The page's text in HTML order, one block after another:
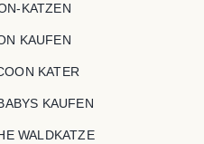
KATZEN
KAUFEN
KATER
KAUFEN
WALDKATZE